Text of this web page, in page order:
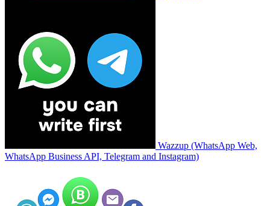
Wazzup (WhatsApp Web,
WhatsApp Business API, Telegram and Instagram)